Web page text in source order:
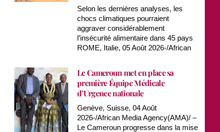
Selon les dernières analyses, les
chocs climatiques pourraient
aggraver considérablement
l’insécurité alimentaire dans 45 pays
ROME, Italie, 05 Août 2026-/African
Le Cameroun met en place sa
première Équipe Médicale
d’Urgence nationale
Genève, Suisse, 04 Août
2026-/African Media Agency(AMA)/ –
Le Cameroun progresse dans la mise